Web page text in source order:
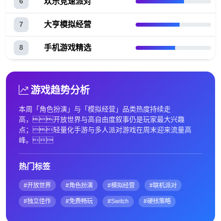
7 大亨模拟经营
8 手机游戏精选
游戏趋势分析
本周「角色扮演」与「模拟经营」品类热度持续走
高，开放世界与高自由度叙事仍是玩家最大兴趣
点；轻量化手游与多人派对游戏在周末迎来流量高
峰。
热门标签
#开放世界 #角色扮演 #模拟经营 #联机派对
#独立佳作 #免费畅玩 #Switch #硬核策略